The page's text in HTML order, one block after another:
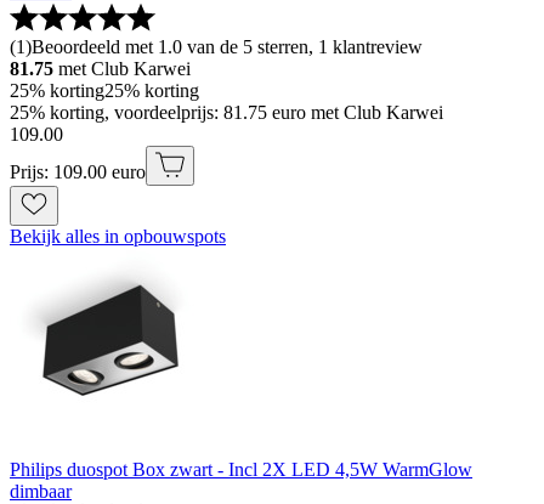
(1)Beoordeeld met 1.0 van de 5 sterren, 1 klantreview
81.75 met Club Karwei
25% korting25% korting
25% korting, voordeelprijs: 81.75 euro met Club Karwei
109.00
Prijs: 109.00 euro
Bekijk alles in opbouwspots
Philips duospot Box zwart - Incl 2X LED 4,5W WarmGlow
dimbaar